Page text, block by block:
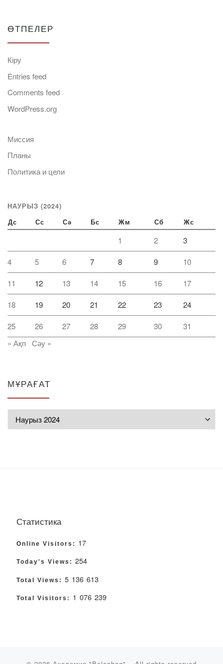
ӨТПЕЛЕР
Кіру
Entries feed
Comments feed
WordPress.org
Миссия
Планы
Политика и цели
НАУРЫЗ (2024)
Дс Сс Сә Бс Жм Сб Жс
1 2 3
4 5 6 7 8 9 10
11 12 13 14 15 16 17
18 19 20 21 22 23 24
25 26 27 28 29 30
31
« Ақп
Сәу »
МҰРАҒАТ
Статистика
Online Visitors: 17
Today's Views: 254
Total Views: 5 136 613
Total Visitors: 1 076 239